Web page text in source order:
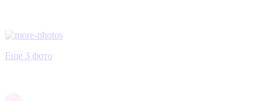
Еще 3 фото